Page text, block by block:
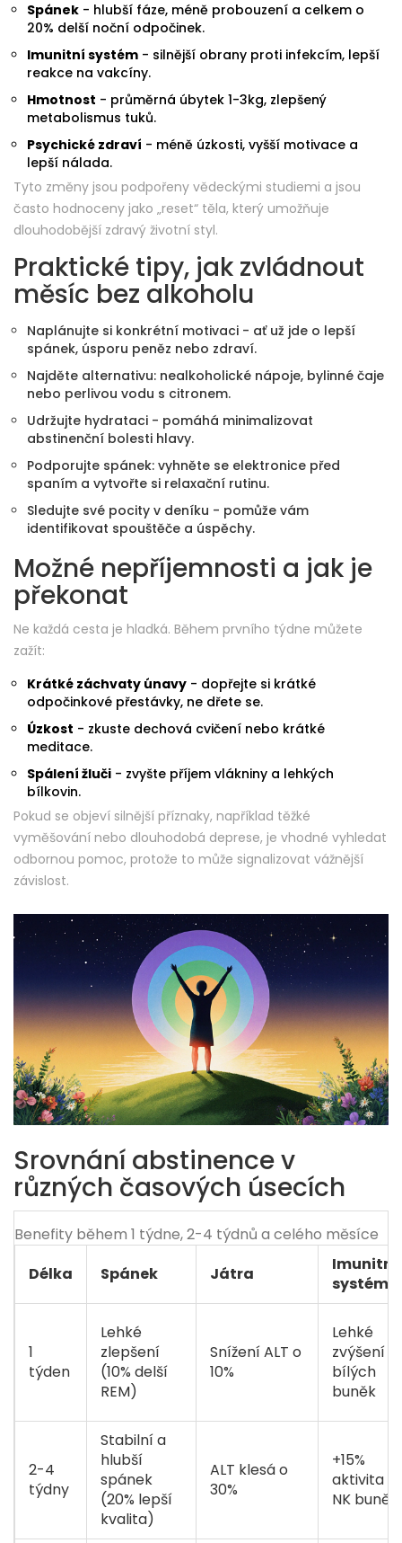
Spánek - hlubší fáze, méně probouzení a celkem o
20% delší noční odpočinek.
Imunitní systém - silnější obrany proti infekcím, lepší
reakce na vakcíny.
Hmotnost - průměrná úbytek 1-3kg, zlepšený
metabolismus tuků.
Psychické zdraví - méně úzkosti, vyšší motivace a
lepší nálada.
Tyto změny jsou podpořeny vědeckými studiemi a jsou
často hodnoceny jako „reset“ těla, který umožňuje
dlouhodobější zdravý životní styl.
Praktické tipy, jak zvládnout
měsíc bez alkoholu
Naplánujte si konkrétní motivaci - ať už jde o lepší
spánek, úsporu peněz nebo zdraví.
Najděte alternativu: nealkoholické nápoje, bylinné čaje
nebo perlivou vodu s citronem.
Udržujte hydrataci - pomáhá minimalizovat
abstinenční bolesti hlavy.
Podporujte spánek: vyhněte se elektronice před
spaním a vytvořte si relaxační rutinu.
Sledujte své pocity v deníku - pomůže vám
identifikovat spouštěče a úspěchy.
Možné nepříjemnosti a jak je
překonat
Ne každá cesta je hladká. Během prvního týdne můžete
zažít:
Krátké záchvaty únavy - dopřejte si krátké
odpočinkové přestávky, ne dřete se.
Úzkost - zkuste dechová cvičení nebo krátké
meditace.
Spálení žluči - zvyšte příjem vlákniny a lehkých
bílkovin.
Pokud se objeví silnější příznaky, například těžké
vyměšování nebo dlouhodobá deprese, je vhodné vyhledat
odbornou pomoc, protože to může signalizovat vážnější
závislost.
Srovnání abstinence v
různých časových úsecích
Benefity během 1 týdne, 2-4 týdnů a celého měsíce
Délka
Spánek Játra
Imunitní
systém
1
týden
Lehké
zlepšení
(10% delší
REM)
Snížení ALT o
10%
Lehké
zvýšení
bílých
buněk
2-4
týdny
Stabilní a
hlubší
spánek
(20% lepší
kvalita)
ALT klesá o
30%
+15%
aktivita
NK buněk